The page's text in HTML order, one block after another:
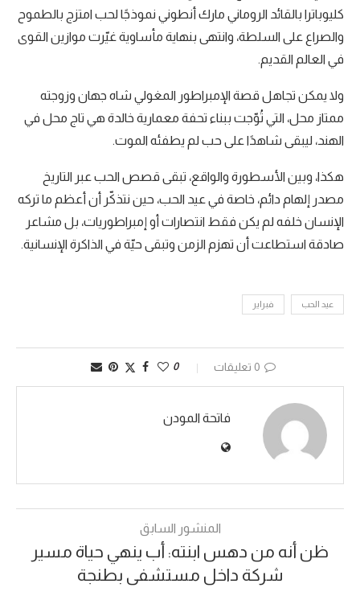
كليوباترا بالقائد الروماني مارك أنطوني نموذجًا لحب امتزج بالطموح
والصراع على السلطة، وانتهى بنهاية مأساوية غيّرت موازين القوى
في العالم القديم.
ولا يمكن تجاهل قصة الإمبراطور المغولي شاه جهان وزوجته
ممتاز محل، التي تُوّجت ببناء تحفة معمارية خالدة هي تاج محل في
الهند، ليبقى شاهدًا على حب لم يطفئه الموت.
هكذا، وبين الأسطورة والواقع، تبقى قصص الحب عبر التاريخ
مصدر إلهام دائم، خاصة في عيد الحب، حين نتذكّر أن أعظم ما تركه
الإنسان خلفه لم يكن فقط انتصارات أو إمبراطوريات، بل مشاعر
صادقة استطاعت أن تهزم الزمن وتبقى حيّة في الذاكرة الإنسانية.
عيد الحب فبراير
0 تعليقات 0
فاتحة المودن
المنشور السابق
ظن أنه من دهس ابنته: أب ينهي حياة مسير
شركة داخل مستشفى بطنجة